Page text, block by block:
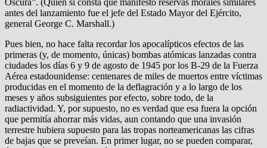
Oscura”. (Quien sí consta que manifestó reservas morales similares
antes del lanzamiento fue el jefe del Estado Mayor del Ejército,
general George C. Marshall.)
Pues bien, no hace falta recordar los apocalípticos efectos de las
primeras (y, de momento, únicas) bombas atómicas lanzadas contra
ciudades los días 6 y 9 de agosto de 1945 por los B-29 de la Fuerza
Aérea estadounidense: centenares de miles de muertos entre víctimas
producidas en el momento de la deflagración y a lo largo de los
meses y años subsiguientes por efecto, sobre todo, de la
radiactividad. Y, por supuesto, no es verdad que esa fuera la opción
que permitía ahorrar más vidas, aun contando que una invasión
terrestre hubiera supuesto para las tropas norteamericanas las cifras
de bajas que se preveían. En primer lugar, no se pueden comparar,